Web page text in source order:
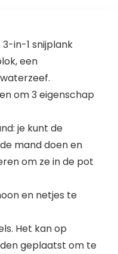
in-1 snijplank
een
om 3 eigenschap
je kunt de
mand doen en
om ze in de pot
en netjes te
Het kan op
geplaatst om te